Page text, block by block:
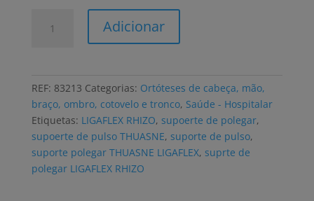
THUASNE
LIGAFLEX
RHIZO
Adicionar
REF: 83213 Categorias: Ortóteses de cabeça, mão,
braço, ombro, cotovelo e tronco, Saúde - Hospitalar
Etiquetas: LIGAFLEX RHIZO, supoerte de polegar,
supoerte de pulso THUASNE, suporte de pulso,
suporte polegar THUASNE LIGAFLEX, suprte de
polegar LIGAFLEX RHIZO